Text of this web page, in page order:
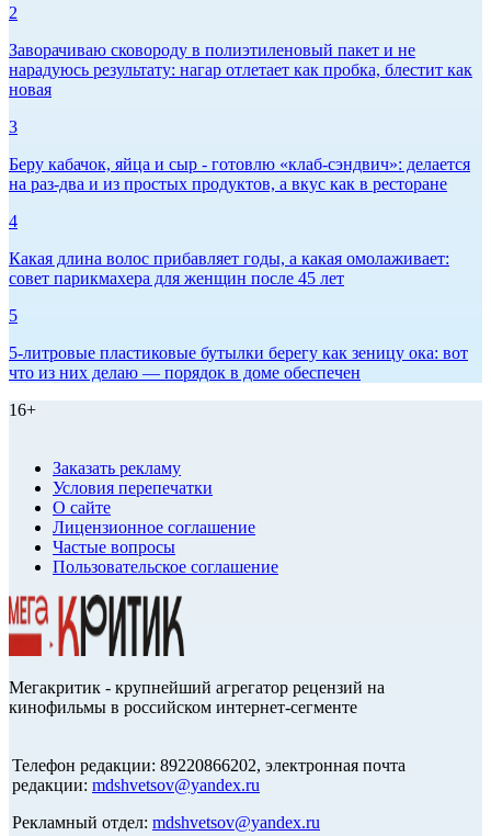
2
Заворачиваю сковороду в полиэтиленовый пакет и не
нарадуюсь результату: нагар отлетает как пробка, блестит как
новая
3
Беру кабачок, яйца и сыр - готовлю «клаб-сэндвич»: делается
на раз-два и из простых продуктов, а вкус как в ресторане
4
Какая длина волос прибавляет годы, а какая омолаживает:
совет парикмахера для женщин после 45 лет
5
5-литровые пластиковые бутылки берегу как зеницу ока: вот
что из них делаю — порядок в доме обеспечен
16+
Заказать рекламу
Условия перепечатки
О сайте
Лицензионное соглашение
Частые вопросы
Пользовательское соглашение
Мегакритик - крупнейший агрегатор рецензий на
кинофильмы в российском интернет-сегменте
Телефон редакции: 89220866202, электронная почта
редакции: mdshvetsov@yandex.ru
Рекламный отдел: mdshvetsov@yandex.ru